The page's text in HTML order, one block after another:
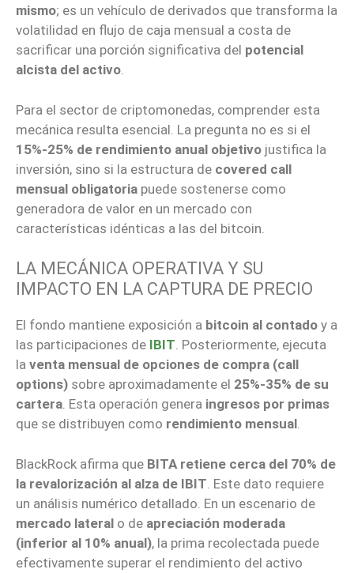
mismo; es un vehículo de derivados que transforma la
volatilidad en flujo de caja mensual a costa de
sacrificar una porción significativa del potencial
alcista del activo.
Para el sector de criptomonedas, comprender esta
mecánica resulta esencial. La pregunta no es si el
15%-25% de rendimiento anual objetivo justifica la
inversión, sino si la estructura de covered call
mensual obligatoria puede sostenerse como
generadora de valor en un mercado con
características idénticas a las del bitcoin.
LA MECÁNICA OPERATIVA Y SU
IMPACTO EN LA CAPTURA DE PRECIO
El fondo mantiene exposición a bitcoin al contado y a
las participaciones de IBIT. Posteriormente, ejecuta
la venta mensual de opciones de compra (call
options) sobre aproximadamente el 25%-35% de su
cartera. Esta operación genera ingresos por primas
que se distribuyen como rendimiento mensual.
BlackRock afirma que BITA retiene cerca del 70% de
la revalorización al alza de IBIT . Este dato requiere
un análisis numérico detallado. En un escenario de
mercado lateral o de apreciación moderada
(inferior al 10% anual), la prima recolectada puede
efectivamente superar el rendimiento del activo